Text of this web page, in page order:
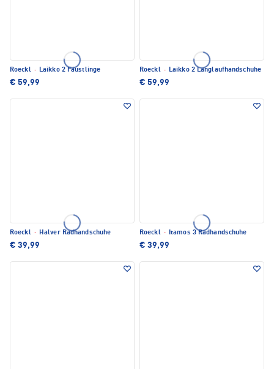
Roeckl · Laikko 2 Fäustlinge
€ 59,99
Roeckl · Laikko 2 Langlaufhandschuhe
€ 59,99
Roeckl · Halver Radhandschuhe
€ 39,99
Roeckl · Itamos 3 Radhandschuhe
€ 39,99